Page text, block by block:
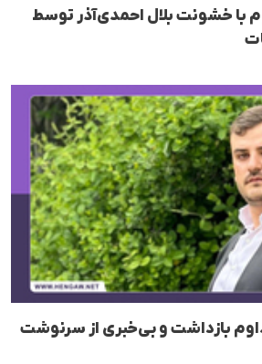
با خشونت بلال احمدی‌آذر توسط
بازداشت و بی‌خبری از سرنوشت